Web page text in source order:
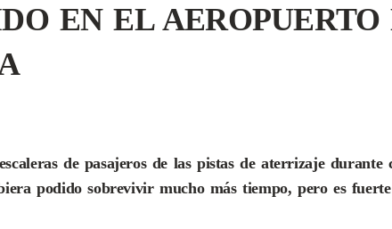
EN EL AEROPUERTO
de pasajeros de las pistas de aterrizaje durante
podido sobrevivir mucho más tiempo, pero es